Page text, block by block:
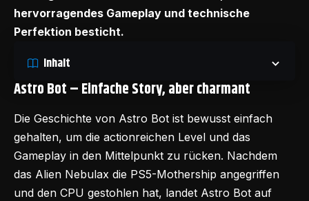
hervorragendes Gameplay und technische
Perfektion besticht.
Inhalt
Astro Bot –Einfache Story, aber charmant
Die Geschichte von Astro Bot ist bewusst einfach
gehalten, um die actionreichen Level und das
Gameplay in den Mittelpunkt zu rücken. Nachdem
das Alien Nebulax die PS5-Mothership angegriffen
und den CPU gestohlen hat, landet Astro Bot auf